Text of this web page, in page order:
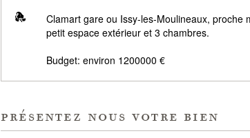
Clamart gare ou Issy-les-Moulineaux, proche
petit espace extérieur et 3 chambres.
Budget: environ 1200000 €
présentez nous votre bien